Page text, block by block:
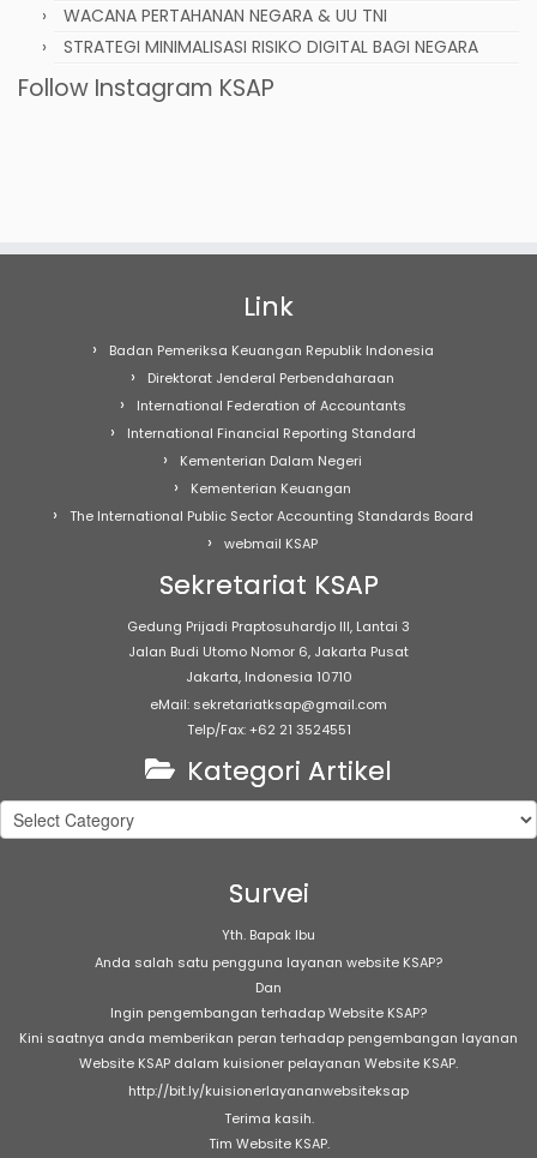
WACANA PERTAHANAN NEGARA & UU TNI
STRATEGI MINIMALISASI RISIKO DIGITAL BAGI NEGARA
Follow Instagram KSAP
Link
Badan Pemeriksa Keuangan Republik Indonesia
Direktorat Jenderal Perbendaharaan
International Federation of Accountants
International Financial Reporting Standard
Kementerian Dalam Negeri
Kementerian Keuangan
The International Public Sector Accounting Standards Board
webmail KSAP
Sekretariat KSAP
Gedung Prijadi Praptosuhardjo III, Lantai 3
Jalan Budi Utomo Nomor 6, Jakarta Pusat
Jakarta, Indonesia 10710
eMail: sekretariatksap@gmail.com
Telp/Fax: +62 21 3524551
Kategori Artikel
Kategori
Artikel
Survei
Yth. Bapak Ibu
Anda salah satu pengguna layanan website KSAP?
Dan
Ingin pengembangan terhadap Website KSAP?
Kini saatnya anda memberikan peran terhadap pengembangan layanan
Website KSAP dalam kuisioner pelayanan Website KSAP.
http://bit.ly/kuisionerlayananwebsiteksap
Terima kasih.
Tim Website KSAP.